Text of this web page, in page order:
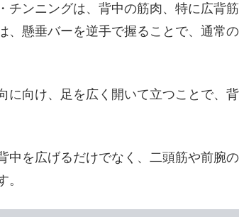
チンニングは、背中の筋肉、特に広背
、懸垂バーを逆手で握ることで、通常
に向け、足を広く開いて立つことで、
中を広げるだけでなく、二頭筋や前腕
。